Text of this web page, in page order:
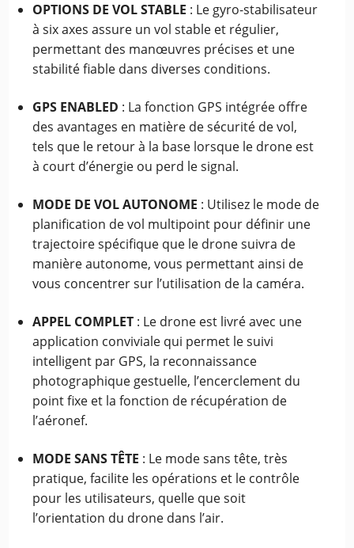
OPTIONS DE VOL STABLE : Le gyro-stabilisateur
à six axes assure un vol stable et régulier,
permettant des manœuvres précises et une
stabilité fiable dans diverses conditions.
GPS ENABLED : La fonction GPS intégrée offre
des avantages en matière de sécurité de vol,
tels que le retour à la base lorsque le drone est
à court d’énergie ou perd le signal.
MODE DE VOL AUTONOME : Utilisez le mode de
planification de vol multipoint pour définir une
trajectoire spécifique que le drone suivra de
manière autonome, vous permettant ainsi de
vous concentrer sur l’utilisation de la caméra.
APPEL COMPLET : Le drone est livré avec une
application conviviale qui permet le suivi
intelligent par GPS, la reconnaissance
photographique gestuelle, l’encerclement du
point fixe et la fonction de récupération de
l’aéronef.
MODE SANS TÊTE : Le mode sans tête, très
pratique, facilite les opérations et le contrôle
pour les utilisateurs, quelle que soit
l’orientation du drone dans l’air.